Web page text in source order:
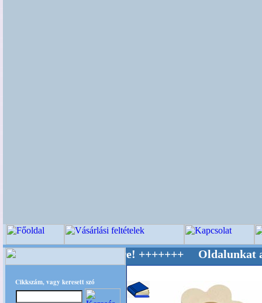
Cikkszám, vagy keresett szó
Világ Mestere! +++++++ Oldalunkat